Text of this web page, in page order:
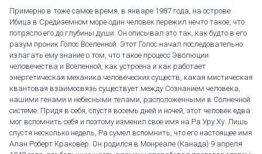
Примерно в тоже самое время, в январе 1987 года, на острове
Ибица в Средиземном море один человек пережил нечто такое, что
потрясло его до глубины души. Он описывал это так, как будто в его
разум проник Голос Вселенной. Этот Голос начал последовательно
излагать ему знание о том, что такое процесс Эволюции
человечества и Вселенной, как устроена и как работает
энергетическая механика человеческих существ, какая мистическая
квантовая взаимосвязь существует между Сознанием человека,
нашими генами и небесными телами, расположенными в Солнечной
системе. Придя в себя, спустя восемь дней и ночей, этот человек едва
мог вспомнить себя и поэтому изменил свое имя на Ра Уру Ху. Лишь
спустя несколько недель, Ра сумел вспомнить, что его настоящее имя
Алан Роберт Краковер. Он родился в Монреале (Канада) 9 апреля